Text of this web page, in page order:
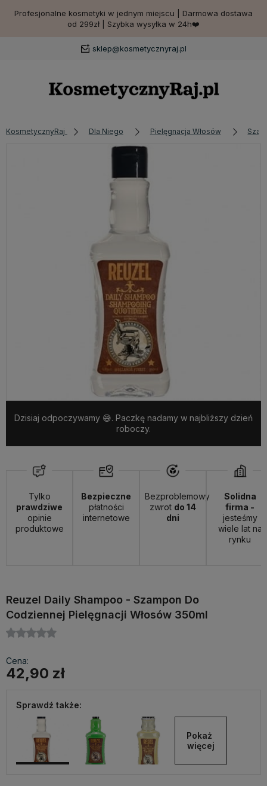
Profesjonalne kosmetyki w jednym miejscu | Darmowa dostawa
od 299zł | Szybka wysyłka w 24h❤️
sklep@kosmetycznyraj.pl
KosmetycznyRaj Dla Niego Pielęgnacja Włosów
Dzisiaj odpoczywamy 😅. Paczkę nadamy w najbliższy dzień
roboczy.
Tylko
prawdziwe
opinie
produktowe
Bezpieczne
płatności
internetowe
Bezproblemowy
zwrot do 14
dni
Solidna
firma -
jesteśmy
wiele lat na
rynku
Reuzel Daily Shampoo - Szampon Do
Codziennej Pielęgnacji Włosów 350ml
Cena:
42,90 zł
Sprawdź także:
Pokaż
więcej